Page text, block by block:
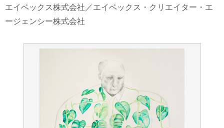
エイベックス株式会社／エイベックス・クリエイター・エ
ージェンシー株式会社